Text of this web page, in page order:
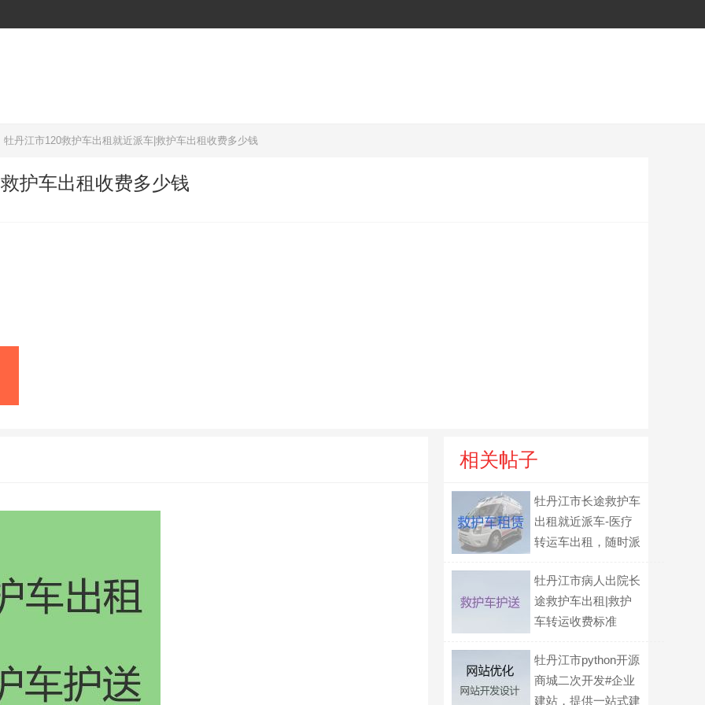
牡丹江市120救护车出租就近派车|救护车出租收费多少钱
护车出租收费多少钱
相关帖子
牡丹江市长途救护车
出租就近派车-医疗
转运车出租，随时派
牡丹江市病人出院长
途救护车出租|救护
车转运收费标准
牡丹江市python开源
商城二次开发#企业
建站，提供一站式建